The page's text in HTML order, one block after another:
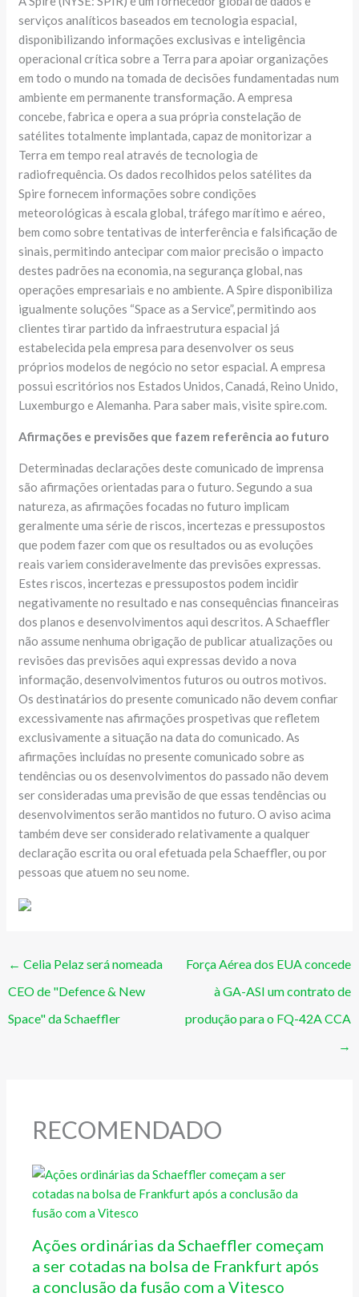
serviços analíticos baseados em tecnologia espacial,
disponibilizando informações exclusivas e inteligência
operacional crítica sobre a Terra para apoiar organizações
em todo o mundo na tomada de decisões fundamentadas num
ambiente em permanente transformação. A empresa
concebe, fabrica e opera a sua própria constelação de
satélites totalmente implantada, capaz de monitorizar a
Terra em tempo real através de tecnologia de
radiofrequência. Os dados recolhidos pelos satélites da
Spire fornecem informações sobre condições
meteorológicas à escala global, tráfego marítimo e aéreo,
bem como sobre tentativas de interferência e falsificação de
sinais, permitindo antecipar com maior precisão o impacto
destes padrões na economia, na segurança global, nas
operações empresariais e no ambiente. A Spire disponibiliza
igualmente soluções “Space as a Service”, permitindo aos
clientes tirar partido da infraestrutura espacial já
estabelecida pela empresa para desenvolver os seus
próprios modelos de negócio no setor espacial. A empresa
possui escritórios nos Estados Unidos, Canadá, Reino Unido,
Luxemburgo e Alemanha. Para saber mais, visite spire.com.
Afirmações e previsões que fazem referência ao futuro
Determinadas declarações deste comunicado de imprensa
são afirmações orientadas para o futuro. Segundo a sua
natureza, as afirmações focadas no futuro implicam
geralmente uma série de riscos, incertezas e pressupostos
que podem fazer com que os resultados ou as evoluções
reais variem consideravelmente das previsões expressas.
Estes riscos, incertezas e pressupostos podem incidir
negativamente no resultado e nas consequências financeiras
dos planos e desenvolvimentos aqui descritos. A Schaeffler
não assume nenhuma obrigação de publicar atualizações ou
revisões das previsões aqui expressas devido a nova
informação, desenvolvimentos futuros ou outros motivos.
Os destinatários do presente comunicado não devem confiar
excessivamente nas afirmações prospetivas que refletem
exclusivamente a situação na data do comunicado. As
afirmações incluídas no presente comunicado sobre as
tendências ou os desenvolvimentos do passado não devem
ser consideradas uma previsão de que essas tendências ou
desenvolvimentos serão mantidos no futuro. O aviso acima
também deve ser considerado relativamente a qualquer
declaração escrita ou oral efetuada pela Schaeffler, ou por
pessoas que atuem no seu nome.
← Celia Pelaz será nomeada
CEO de "Defence & New
Space" da Schaeffler
Força Aérea dos EUA concede
à GA-ASI um contrato de
produção para o FQ-42A CCA
→
RECOMENDADO
Ações ordinárias da Schaeffler começam
a ser cotadas na bolsa de Frankfurt após
a conclusão da fusão com a Vitesco